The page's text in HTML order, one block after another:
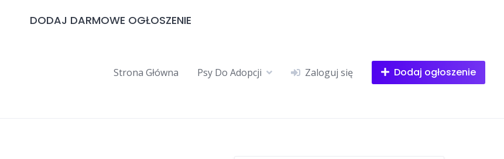
DODAJ DARMOWE OGŁOSZENIE
Strona Główna Psy Do Adopcji Zaloguj się Dodaj ogłoszenie